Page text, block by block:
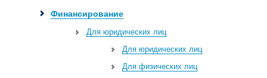
Финансирование
Для юридических лиц
Для юридических лиц
Для физических лиц